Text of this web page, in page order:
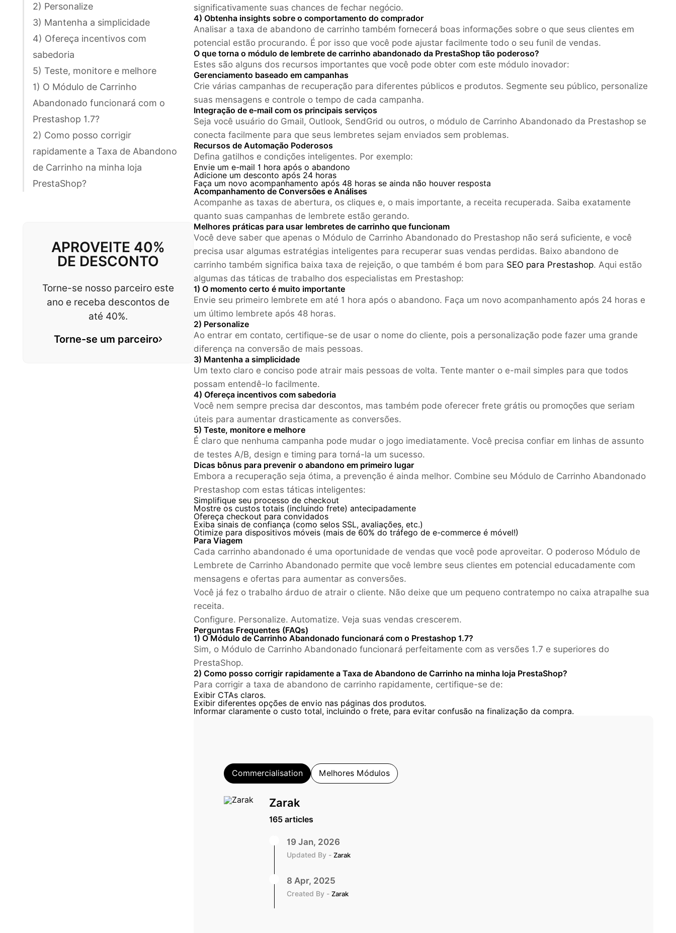
2) Personalize
3) Mantenha a simplicidade
4) Ofereça incentivos com
sabedoria
5) Teste, monitore e melhore
1) O Módulo de Carrinho
Abandonado funcionará com o
Prestashop 1.7?
2) Como posso corrigir
rapidamente a Taxa de Abandono
de Carrinho na minha loja
PrestaShop?
APROVEITE 40%
DE DESCONTO
Torne-se nosso parceiro este
ano e receba descontos de
até 40%.
Torne-se um parceiro
significativamente suas chances de fechar negócio.
4) Obtenha insights sobre o comportamento do comprador
Analisar a taxa de abandono de carrinho também fornecerá boas informações sobre o que seus clientes em
potencial estão procurando. É por isso que você pode ajustar facilmente todo o seu funil de vendas.
O que torna o módulo de lembrete de carrinho abandonado da PrestaShop tão poderoso?
Estes são alguns dos recursos importantes que você pode obter com este módulo inovador:
Gerenciamento baseado em campanhas
Crie várias campanhas de recuperação para diferentes públicos e produtos. Segmente seu público, personalize
suas mensagens e controle o tempo de cada campanha.
Integração de e-mail com os principais serviços
Seja você usuário do Gmail, Outlook, SendGrid ou outros, o módulo de Carrinho Abandonado da Prestashop se
conecta facilmente para que seus lembretes sejam enviados sem problemas.
Recursos de Automação Poderosos
Defina gatilhos e condições inteligentes. Por exemplo:
Envie um e-mail 1 hora após o abandono
Adicione um desconto após 24 horas
Faça um novo acompanhamento após 48 horas se ainda não houver resposta
Acompanhamento de Conversões e Análises
Acompanhe as taxas de abertura, os cliques e, o mais importante, a receita recuperada. Saiba exatamente
quanto suas campanhas de lembrete estão gerando.
Melhores práticas para usar lembretes de carrinho que funcionam
Você deve saber que apenas o Módulo de Carrinho Abandonado do Prestashop não será suficiente, e você
precisa usar algumas estratégias inteligentes para recuperar suas vendas perdidas. Baixo abandono de
carrinho também significa baixa taxa de rejeição, o que também é bom para SEO para Prestashop. Aqui estão
algumas das táticas de trabalho dos especialistas em Prestashop:
1) O momento certo é muito importante
Envie seu primeiro lembrete em até 1 hora após o abandono. Faça um novo acompanhamento após 24 horas e
um último lembrete após 48 horas.
2) Personalize
Ao entrar em contato, certifique-se de usar o nome do cliente, pois a personalização pode fazer uma grande
diferença na conversão de mais pessoas.
3) Mantenha a simplicidade
Um texto claro e conciso pode atrair mais pessoas de volta. Tente manter o e-mail simples para que todos
possam entendê-lo facilmente.
4) Ofereça incentivos com sabedoria
Você nem sempre precisa dar descontos, mas também pode oferecer frete grátis ou promoções que seriam
úteis para aumentar drasticamente as conversões.
5) Teste, monitore e melhore
É claro que nenhuma campanha pode mudar o jogo imediatamente. Você precisa confiar em linhas de assunto
de testes A/B, design e timing para torná-la um sucesso.
Dicas bônus para prevenir o abandono em primeiro lugar
Embora a recuperação seja ótima, a prevenção é ainda melhor. Combine seu Módulo de Carrinho Abandonado
Prestashop com estas táticas inteligentes:
Simplifique seu processo de checkout
Mostre os custos totais (incluindo frete) antecipadamente
Ofereça checkout para convidados
Exiba sinais de confiança (como selos SSL, avaliações, etc.)
Otimize para dispositivos móveis (mais de 60% do tráfego de e-commerce é móvel!)
Para Viagem
Cada carrinho abandonado é uma oportunidade de vendas que você pode aproveitar. O poderoso Módulo de
Lembrete de Carrinho Abandonado permite que você lembre seus clientes em potencial educadamente com
mensagens e ofertas para aumentar as conversões.
Você já fez o trabalho árduo de atrair o cliente. Não deixe que um pequeno contratempo no caixa atrapalhe sua
receita.
Configure. Personalize. Automatize. Veja suas vendas crescerem.
Perguntas Frequentes (FAQs)
1) O Módulo de Carrinho Abandonado funcionará com o Prestashop 1.7?
Sim, o Módulo de Carrinho Abandonado funcionará perfeitamente com as versões 1.7 e superiores do
PrestaShop.
2) Como posso corrigir rapidamente a Taxa de Abandono de Carrinho na minha loja PrestaShop?
Para corrigir a taxa de abandono de carrinho rapidamente, certifique-se de:
Exibir CTAs claros.
Exibir diferentes opções de envio nas páginas dos produtos.
Informar claramente o custo total, incluindo o frete, para evitar confusão na finalização da compra.
Commercialisation Melhores Módulos
Zarak
165 articles
19 Jan, 2026
Updated By - Zarak
8 Apr, 2025
Created By - Zarak